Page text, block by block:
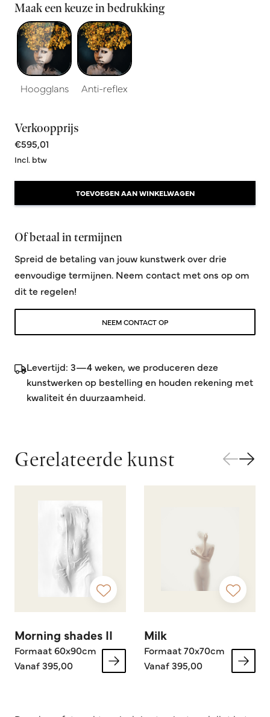
Maak een keuze in bedrukking
Hoogglans Anti-reflex
Verkoopprijs
€595,01
Incl. btw
TOEVOEGEN AAN WINKELWAGEN
Of betaal in termijnen
Spreid de betaling van jouw kunstwerk over drie
eenvoudige termijnen. Neem contact met ons op om
dit te regelen!
NEEM CONTACT OP
Levertijd: 3—4 weken, we produceren deze
kunstwerken op bestelling en houden rekening met
kwaliteit én duurzaamheid.
Gerelateerde kunst
Morning shades II
Formaat 60x90cm
Vanaf 395,00
Milk
Formaat 70x70cm
Vanaf 395,00